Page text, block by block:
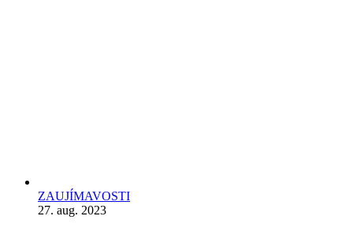
ZAUJÍMAVOSTI
27. aug. 2023